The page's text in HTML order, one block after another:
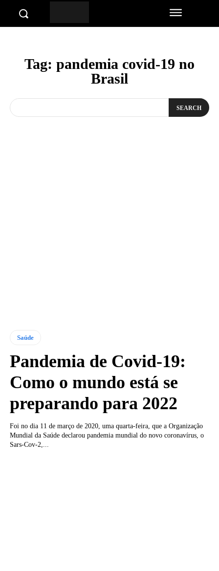
Tag: pandemia covid-19 no
Brasil
SEARCH
Saúde
Pandemia de Covid-19:
Como o mundo está se
preparando para 2022
Foi no dia 11 de março de 2020, uma quarta-feira, que a Organização
Mundial da Saúde declarou pandemia mundial do novo coronavírus, o
Sars-Cov-2,...